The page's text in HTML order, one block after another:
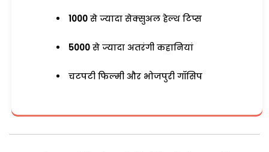
1000 से ज्यादा सेक्सुअल हेल्थ टिप्स
5000 से ज्यादा अतरंगी कहानियां
चटपटी फिल्मी और भोजपुरी गॉसिप